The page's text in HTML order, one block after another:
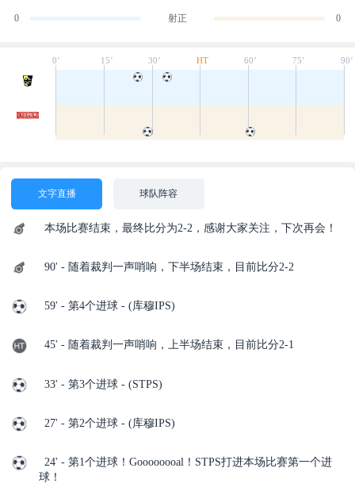
0 射正 0
0’ 15’ 30’ HT 60’ 75’ 90’
文字直播 球队阵容
本场比赛结束，最终比分为2-2，感谢大家关注，下次再会！
90' - 随着裁判一声哨响，下半场结束，目前比分2-2
59' - 第4个进球 - (库穆IPS)
45' - 随着裁判一声哨响，上半场结束，目前比分2-1
33' - 第3个进球 - (STPS)
27' - 第2个进球 - (库穆IPS)
24' - 第1个进球！Goooooooal！STPS打进本场比赛第一个进
球！